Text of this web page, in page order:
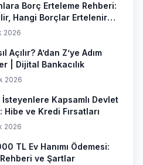
Borç Erteleme Rehberi:
Hangi Borçlar Ertelenir
2026
Açılır? A’dan Z’ye Adım
| Dijital Bankacılık
2026
Kapsamlı Devlet
ve Kredi Fırsatları
2026
TL Ev Hanımı Ödemesi:
ve Şartlar